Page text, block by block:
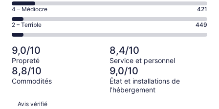
d’après
4207 avis
sur 7341.
Bien,
d’après
1363 avis
sur 7341.
de 6
–
Acceptable,
d’après
sur 7341.
Note
de 4
–
Médiocre,
d’après
421 avis
sur 7341.
4 – Médiocre 421
Note
de 2
–
Terrible,
d’après
449 avis
sur 7341.
2 – Terrible 449
9,0/10
Propreté
8,4/10
Service et personnel
8,8/10
Commodités
9,0/10
État et installations de
l’hébergement
Avis
Avis vérifié